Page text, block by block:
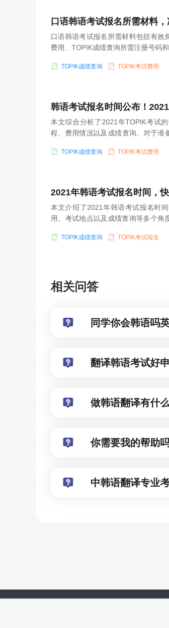
口语韩语考试报名所需材料
口语韩语考试报名所需材料包括有效
费用、TOPIK成绩查询所需注册号码和
TOPIK成绩查询 TOPIK考试费用
韩语考试报名时间公布！
本文综合分析了2021年TOPIK考试
程、费用情况以及成绩查询。对于准
TOPIK成绩查询 TOPIK考试费用
2021年韩语考试报名时间，
本文介绍了2021年韩语考试报名时
用、考试地点以及成绩查询等多个角
TOPIK成绩查询 TOPIK考试报名
相关问答
同学你会韩语吗
翻译韩语考试好
做韩语翻译有什
你需要我的帮助
中韩语翻译专业